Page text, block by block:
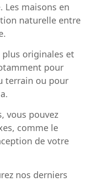
Les maisons en
naturelle entre
plus originales et
pour
terrain ou pour
vous pouvez
comme le
de votre
nos derniers